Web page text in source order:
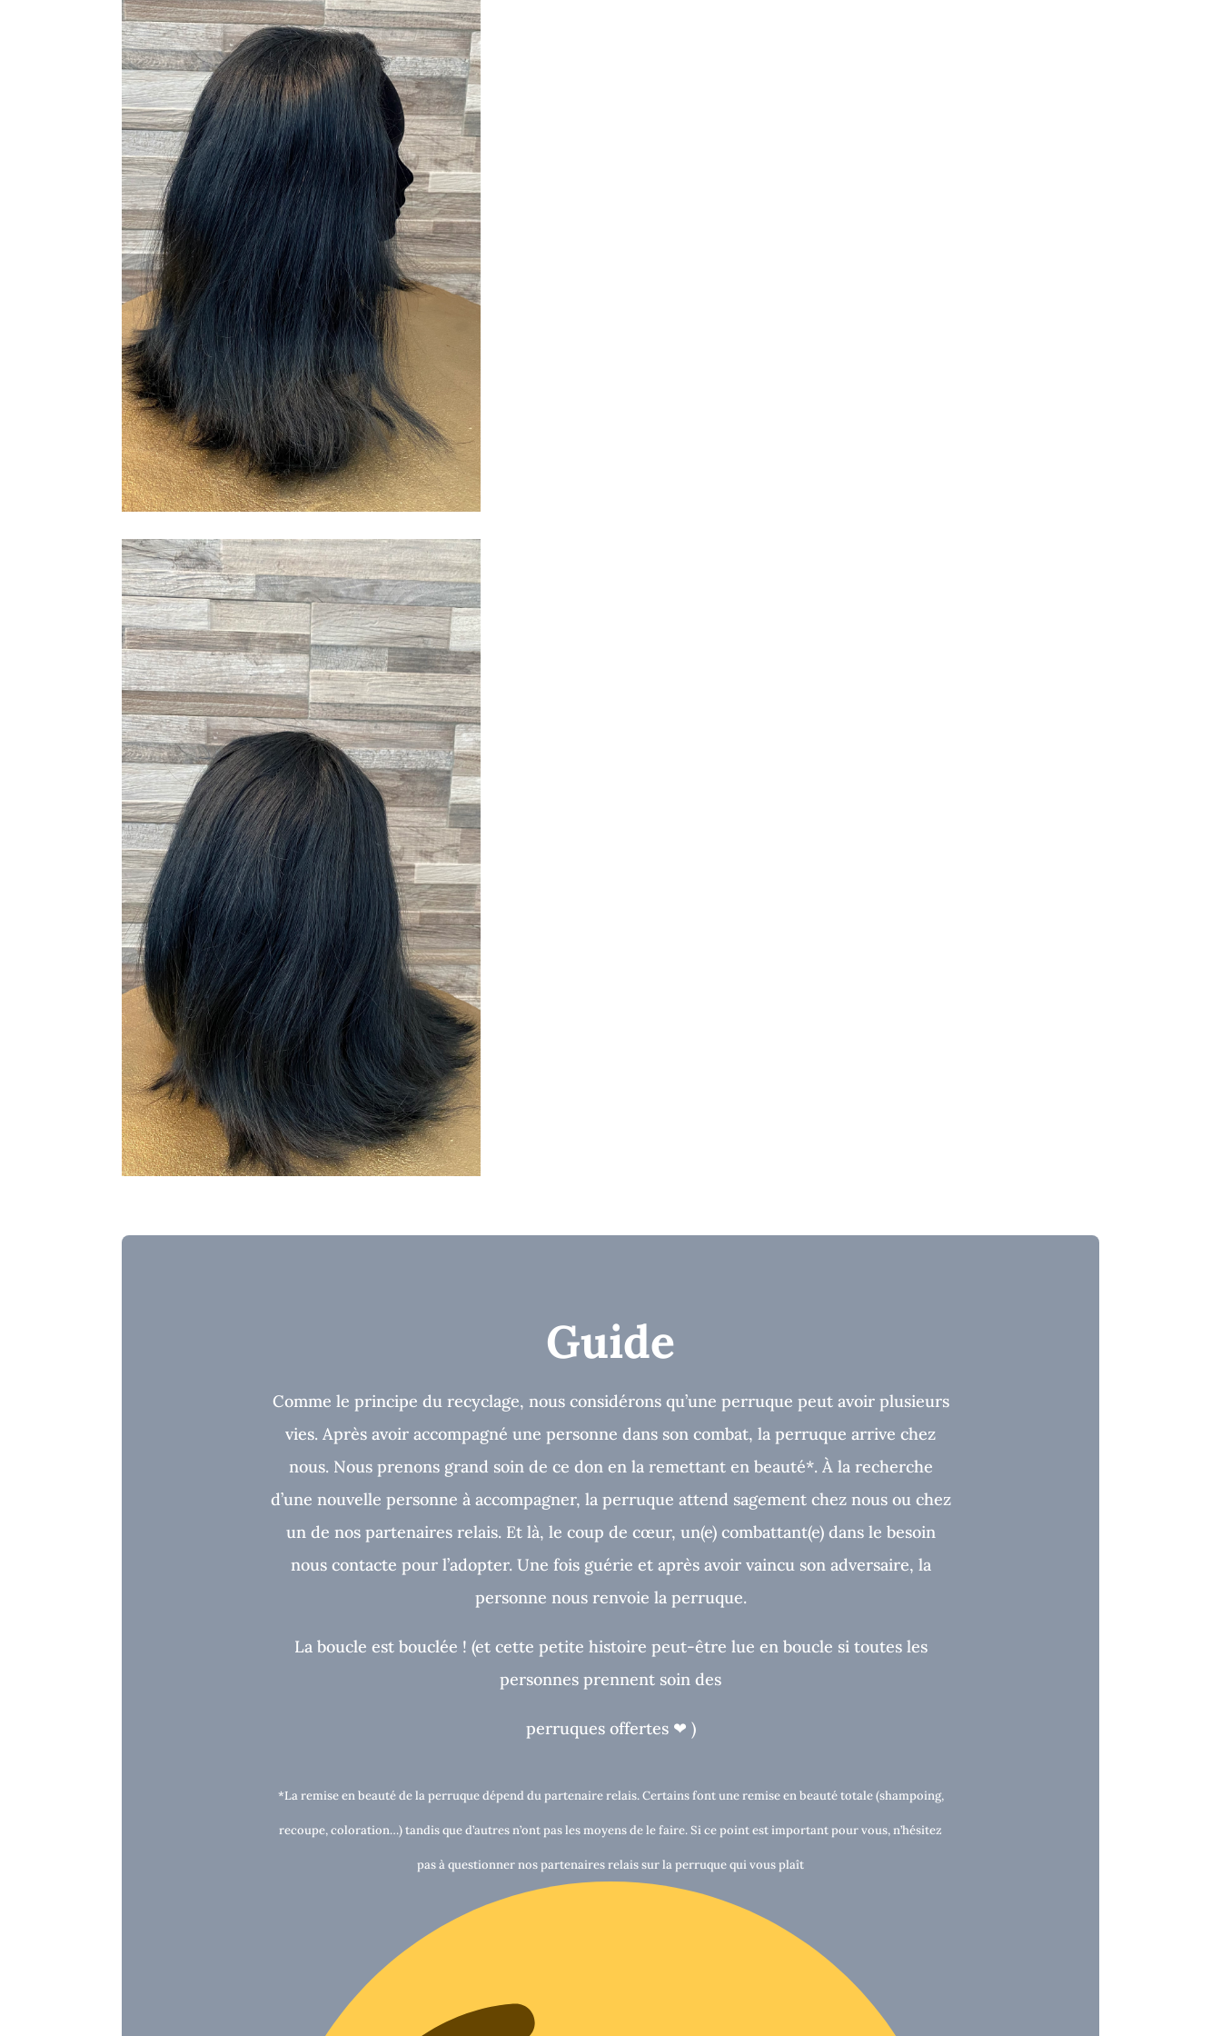
Guide
Comme le principe du recyclage, nous considérons qu’une perruque peut avoir plusieurs
vies. Après avoir accompagné une personne dans son combat, la perruque arrive chez
nous. Nous prenons grand soin de ce don en la remettant en beauté*. À la recherche
d’une nouvelle personne à accompagner, la perruque attend sagement chez nous ou chez
un de nos partenaires relais. Et là, le coup de cœur, un(e) combattant(e) dans le besoin
nous contacte pour l’adopter. Une fois guérie et après avoir vaincu son adversaire, la
personne nous renvoie la perruque.
La boucle est bouclée ! (et cette petite histoire peut-être lue en boucle si toutes les
personnes prennent soin des
perruques offertes ❤ )
*La remise en beauté de la perruque dépend du partenaire relais. Certains font une remise en beauté totale (shampoing,
recoupe, coloration…) tandis que d’autres n’ont pas les moyens de le faire. Si ce point est important pour vous, n’hésitez
pas à questionner nos partenaires relais sur la perruque qui vous plaît